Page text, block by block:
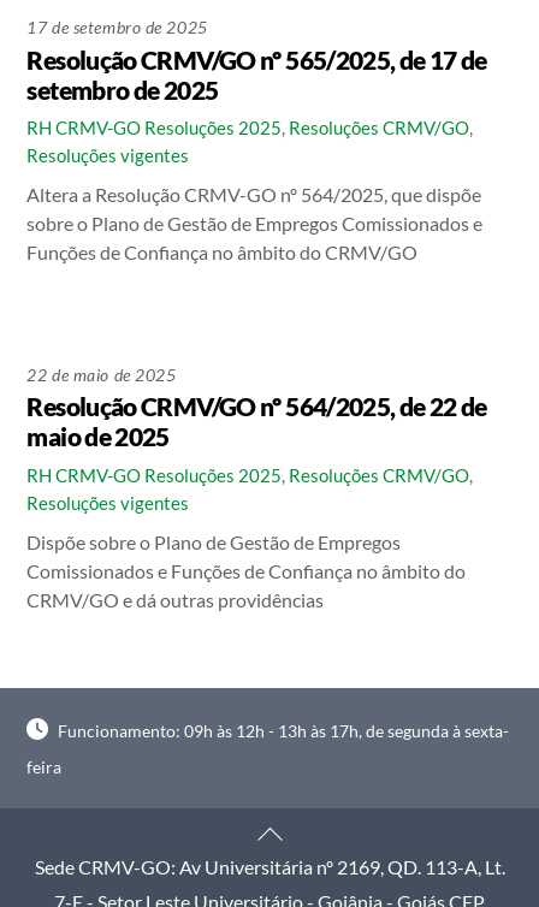
17 de setembro de 2025
Resolução CRMV/GO nº 565/2025, de 17 de
setembro de 2025
RH CRMV-GO Resoluções 2025, Resoluções CRMV/GO,
Resoluções vigentes
Altera a Resolução CRMV-GO nº 564/2025, que dispõe
sobre o Plano de Gestão de Empregos Comissionados e
Funções de Confiança no âmbito do CRMV/GO
22 de maio de 2025
Resolução CRMV/GO nº 564/2025, de 22 de
maio de 2025
RH CRMV-GO Resoluções 2025, Resoluções CRMV/GO,
Resoluções vigentes
Dispõe sobre o Plano de Gestão de Empregos
Comissionados e Funções de Confiança no âmbito do
CRMV/GO e dá outras providências
Funcionamento: 09h às 12h - 13h às 17h, de segunda à sexta-
feira
Back
To
Top
Sede CRMV-GO: Av Universitária nº 2169, QD. 113-A, Lt.
7-E - Setor Leste Universitário - Goiânia - Goiás CEP